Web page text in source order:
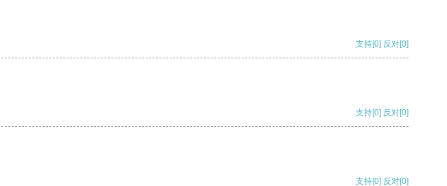
支持[0] 反对[0]
支持[0] 反对[0]
支持[0] 反对[0]